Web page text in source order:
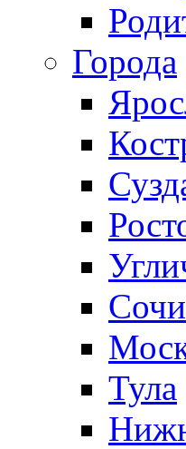
Города
Сочи
Тула